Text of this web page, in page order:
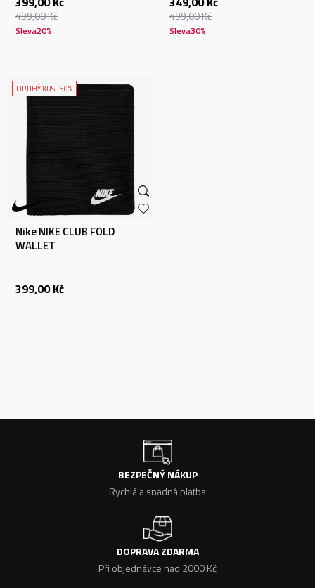
499,00Kč
Sleva20%
499,00Kč
Sleva30%
DRUHÝ KUS -50%
Nike NIKE CLUB FOLD
WALLET
399,00 Kč
BEZPEČNÝ NÁKUP
Rychlá a snadná platba
DOPRAVA ZDARMA
Při objednávce nad 2000 Kč